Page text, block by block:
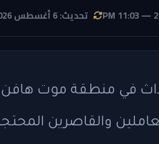
تحديث: 6 أغسطس 2026 — 4:18 AM
في منطقة موت